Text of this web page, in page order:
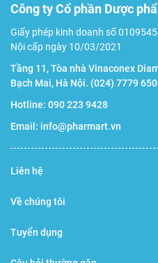
Công ty Cổ phần Dược
Giấy phép kinh doanh số
Nội cấp ngày 10/03/2021
Tầng 11, Tòa nhà Vinaconex
Bạch Mai, Hà Nội. (024) 7779
Hotline: 090 223 9428
Email: info@pharmart.vn
Liên hệ
Về chúng tôi
Tuyển dụng